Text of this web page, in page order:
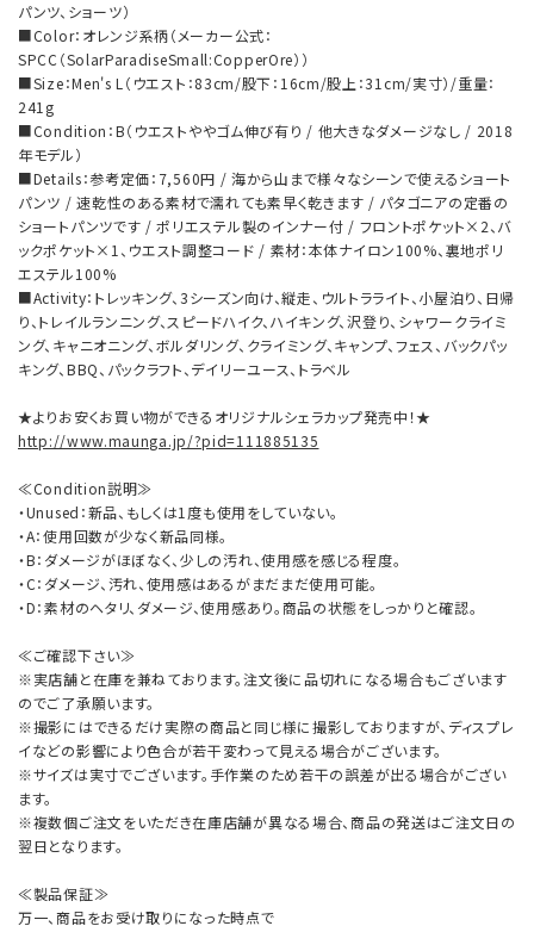
パンツ、ショーツ）
■Color：オレンジ系柄（メーカー公式：
SPCC（SolarParadiseSmall:CopperOre））
■Size：Men's L（ウエスト：83cm/股下：16cm/股上：31cm/実寸）/重量：
241g
■Condition：B（ウエストややゴム伸び有り / 他大きなダメージなし / 2018
年モデル）
■Details：参考定価：7,560円 / 海から山まで様々なシーンで使えるショート
パンツ / 速乾性のある素材で濡れても素早く乾きます / パタゴニアの定番の
ショートパンツです / ポリエステル製のインナー付 / フロントポケット×2、バ
ックポケット×1、ウエスト調整コード / 素材：本体ナイロン100%、裏地ポリ
エステル100%
■Activity：トレッキング、3シーズン向け、縦走、ウルトラライト、小屋泊り、日帰
り、トレイルランニング、スピードハイク、ハイキング、沢登り、シャワークライミ
ング、キャニオニング、ボルダリング、クライミング、キャンプ、フェス、バックパッ
キング、BBQ、パックラフト、デイリーユース、トラベル
★よりお安くお買い物ができるオリジナルシェラカップ発売中！★
http://www.maunga.jp/?pid=111885135
≪Condition説明≫
・Unused：新品、もしくは1度も使用をしていない。
・A：使用回数が少なく新品同様。
・B：ダメージがほぼなく、少しの汚れ、使用感を感じる程度。
・C：ダメージ、汚れ、使用感はあるがまだまだ使用可能。
・D：素材のヘタリ、ダメージ、使用感あり。商品の状態をしっかりと確認。
≪ご確認下さい≫
※実店舗と在庫を兼ねております。注文後に品切れになる場合もございます
のでご了承願います。
※撮影にはできるだけ実際の商品と同じ様に撮影しておりますが、ディスプレ
イなどの影響により色合が若干変わって見える場合がございます。
※サイズは実寸でございます。手作業のため若干の誤差が出る場合がござい
ます。
※複数個ご注文をいただき在庫店舗が異なる場合、商品の発送はご注文日の
翌日となります。
≪製品保証≫
万一、商品をお受け取りになった時点で